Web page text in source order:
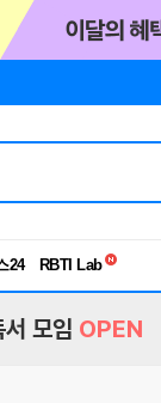
24
RBTI Lab
독서유형검사
모임 OPEN